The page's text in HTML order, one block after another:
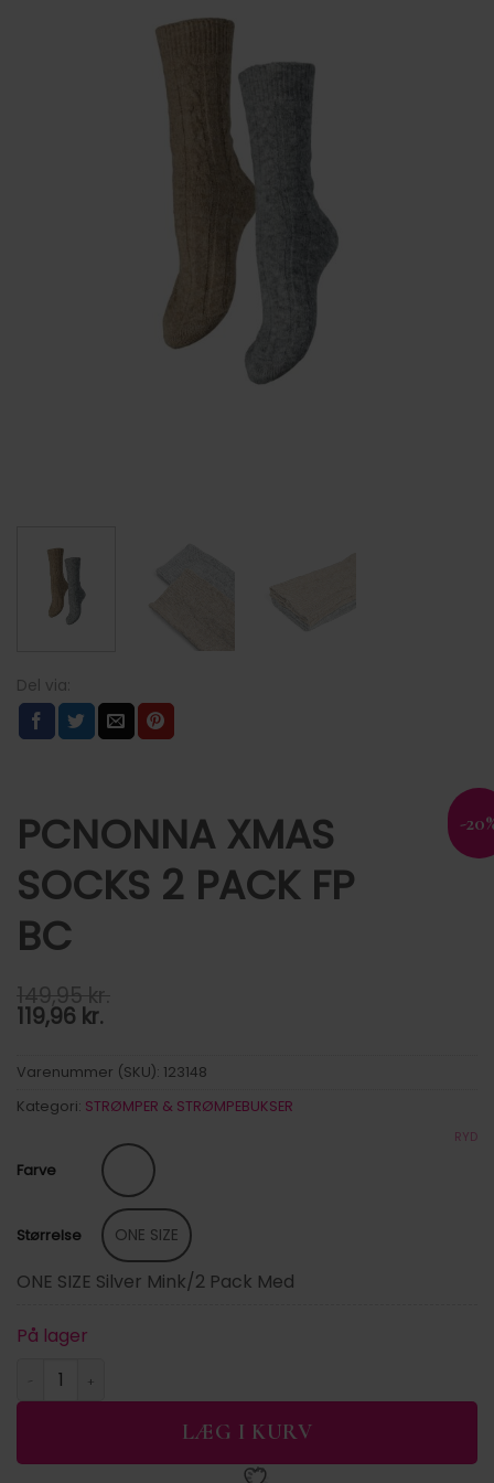
-
PCNONNA XMAS
SOCKS 2 PACK FP
BC
149,95kr.
119,96 kr.
Varenummer (SKU): 123148
Kategori: STRØMPER & STRØMPEBUKSER
Farve
Størrelse ONE SIZE
RYD
ONE SIZE Silver Mink/2 Pack Med
På lager
PCNONNA XMAS SOCKS 2 PACK FP BC antal
LÆG I KURV